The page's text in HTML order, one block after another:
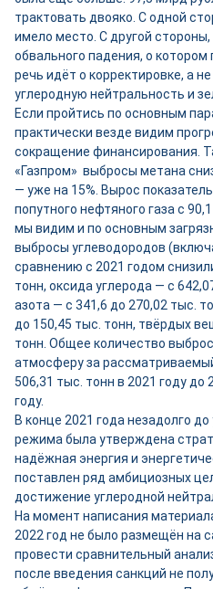
трактовать двояко. С одной
имело место. С другой
обвального падения, о котором
речь идёт о корректировке, а
углеродную нейтральность и
Если пройтись по основным
практически везде видим
сокращение финансирования.
«Газпром» выбросы метана
— уже на 15%. Вырос
попутного нефтяного газа с
мы видим и по основным
выбросы углеводородов
сравнению с 2021 годом
тонн, оксида углерода — с
азота — с 341,6 до 270,02 тыс.
до 150,45 тыс. тонн, твёрдых
тонн. Общее количество
атмосферу за
506,31 тыс. тонн в 2021 году до
году.
В конце 2021 года незадолго
режима была утверждена
надёжная энергия и
поставлен ряд амбициозных
достижение углеродной
На момент написания
2022 год не было размещён на
провести сравнительный
после введения санкций не